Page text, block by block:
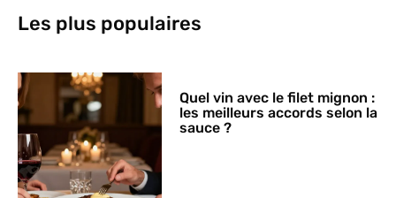
Les plus populaires
Quel vin avec le filet mignon :
les meilleurs accords selon la
sauce ?